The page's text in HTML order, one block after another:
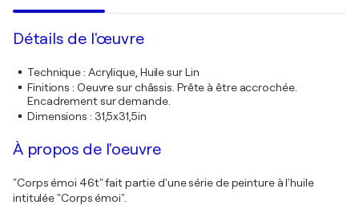
Détails de l'œuvre
Technique: Acrylique, Huile sur Lin
Finitions : Oeuvre sur châssis. Prête à être accrochée.
Encadrement sur demande.
Dimensions : 31,5x31,5in
À propos de l'oeuvre
"Corps émoi 46t" fait partie d'une série de peinture à l'huile
intitulée "Corps émoi".